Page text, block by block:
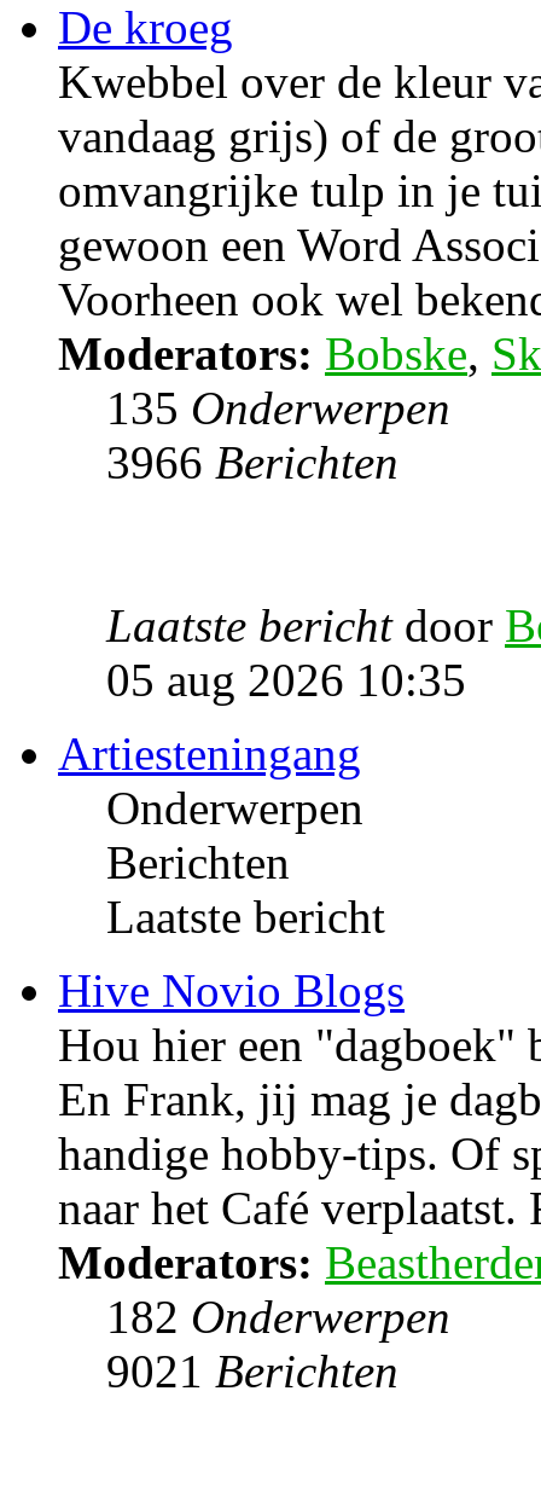
De kroeg
Kwebbel over de kleur
vandaag grijs) of de
omvangrijke tulp in je
gewoon een Word
Voorheen ook wel
Moderators: Bobske,
135 Onderwerpen
3966 Berichten
Laatste berichtdoor
05 aug 2026 10:35
Artiesteningang
Onderwerpen
Berichten
Laatste bericht
Hive Novio Blogs
Hou hier een "dagboek"
En Frank, jij mag je
handige hobby-tips. Of
naar het Café verplaatst.
Moderators:
182 Onderwerpen
9021 Berichten